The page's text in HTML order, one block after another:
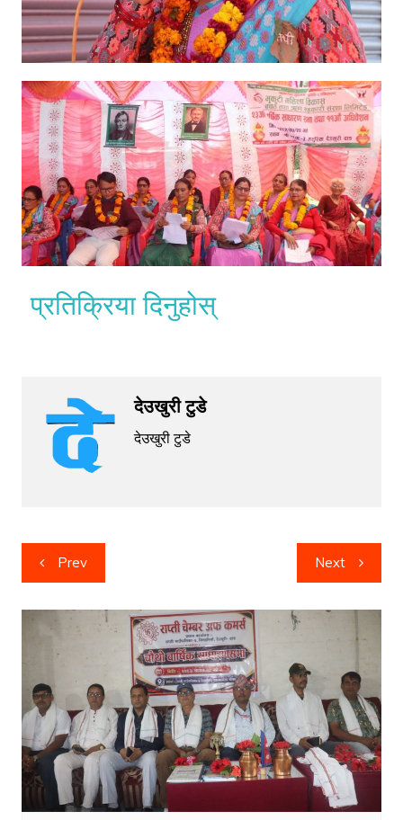
प्रतिक्रिया दिनुहोस्
देउखुरी टुडे
देउखुरी टुडे
Post
navigation
Prev Next